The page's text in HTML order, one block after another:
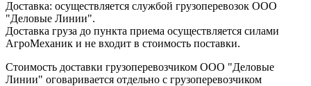
Доставка: осуществляется службой грузоперевозок ООО
"Деловые Линии".
Доставка груза до пункта приема осуществляется силами
АгроМеханик и не входит в стоимость поставки.
Стоимость доставки грузоперевозчиком ООО "Деловые
Линии" оговаривается отдельно с грузоперевозчиком